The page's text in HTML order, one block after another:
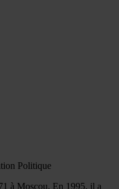
Politique
à Moscou. En 1995, il a